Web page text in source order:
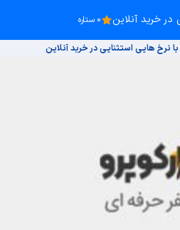
0 ستاره